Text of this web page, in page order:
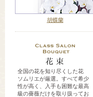
胡蝶蘭
全国の花を知り尽くした花
ソムリエが厳選。すべて希少
性が高く、入手も困難な最高
級の薔薇だけを取り扱ってお